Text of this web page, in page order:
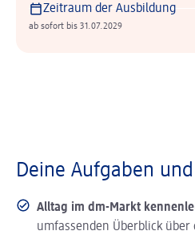
Zeitraum der Ausbildung
ab sofort bis 31.07.2029
Deine Aufgaben
Alltag im dm-Markt
umfassenden Überblick über